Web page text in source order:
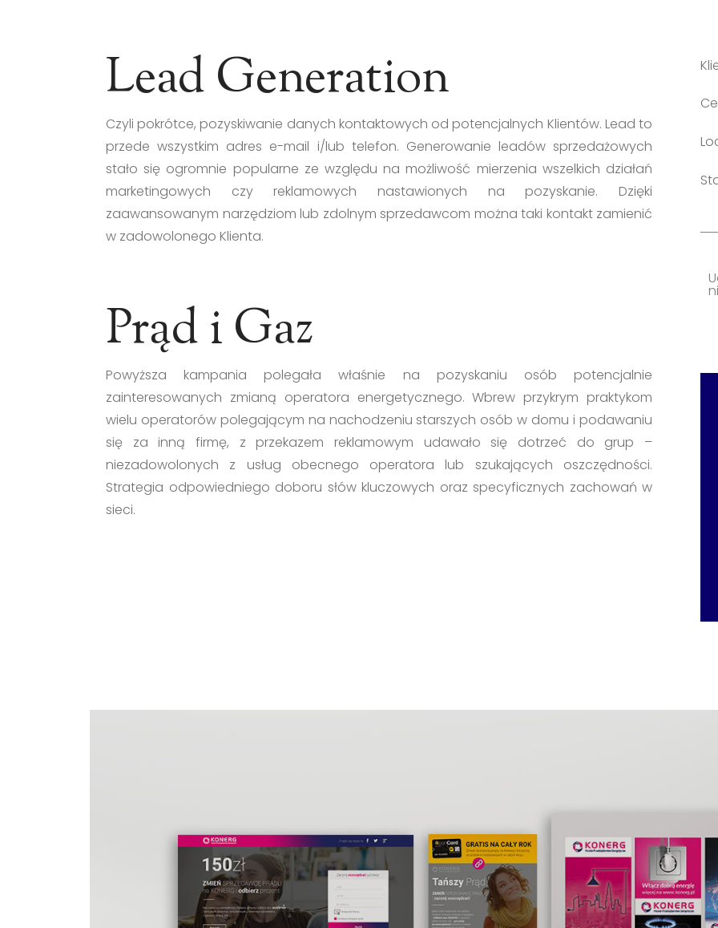
Lead Generation
Czyli pokrótce, pozyskiwanie danych kontaktowych od potencjalnych Klientów. Lead to
przede wszystkim adres e-mail i/lub telefon. Generowanie leadów sprzedażowych
stało się ogromnie popularne ze względu na możliwość mierzenia wszelkich działań
marketingowych czy reklamowych nastawionych na pozyskanie. Dzięki
zaawansowanym narzędziom lub zdolnym sprzedawcom można taki kontakt zamienić
w zadowolonego Klienta.
Prąd i Gaz
Powyższa kampania polegała właśnie na pozyskaniu osób potencjalnie
zainteresowanych zmianą operatora energetycznego. Wbrew przykrym praktykom
wielu operatorów polegającym na nachodzeniu starszych osób w domu i podawaniu
się za inną firmę, z przekazem reklamowym udawało się dotrzeć do grup –
niezadowolonych z usług obecnego operatora lub szukających oszczędności.
Strategia odpowiedniego doboru słów kluczowych oraz specyficznych zachowań w
sieci.